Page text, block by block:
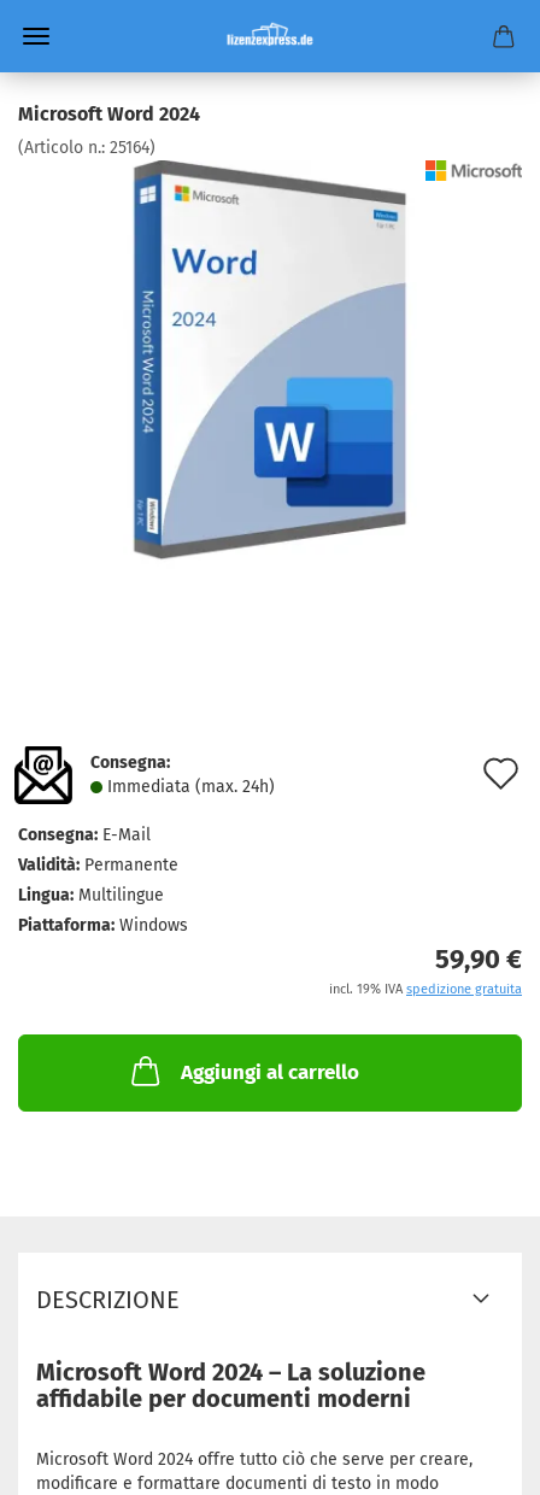
Microsoft Word 2024
(Articolo n.: 25164)
Consegna:
Immediata (max. 24h)
Consegna: E-Mail
Validità: Permanente
Lingua: Multilingue
Piattaforma: Windows
59,90 €
incl. 19% IVA spedizione gratuita
Aggiungi al carrello
DESCRIZIONE
Microsoft Word 2024 – La soluzione
affidabile per documenti moderni
Microsoft Word 2024 offre tutto ciò che serve per creare,
modificare e formattare documenti di testo in modo